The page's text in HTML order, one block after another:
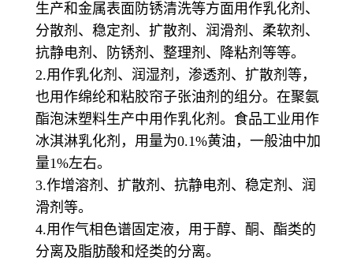
生产和金属表面防锈清洗等方面用作乳化剂、
分散剂、稳定剂、扩散剂、润滑剂、柔软剂、
抗静电剂、防锈剂、整理剂、降粘剂等等。
2.用作乳化剂、润湿剂，渗透剂、扩散剂等，
也用作绵纶和粘胶帘子张油剂的组分。在聚氨
酯泡沫塑料生产中用作乳化剂。食品工业用作
冰淇淋乳化剂，用量为0.1%黄油，一般油中加
量1%左右。
3.作增溶剂、扩散剂、抗静电剂、稳定剂、润
滑剂等。
4.用作气相色谱固定液，用于醇、酮、酯类的
分离及脂肪酸和烃类的分离。